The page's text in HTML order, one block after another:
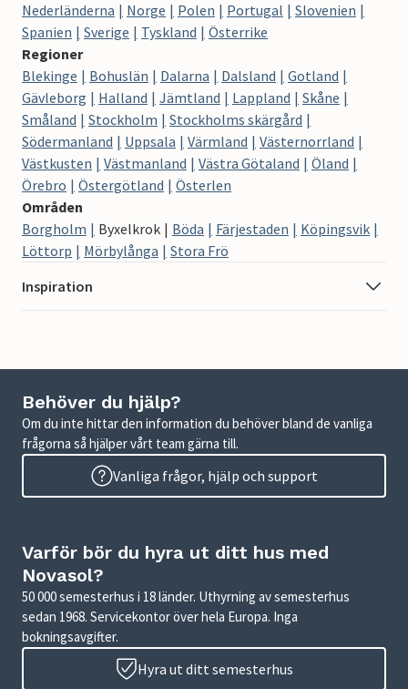
Nederländerna
Norge Polen Portugal
Slovenien
Spanien
Sverige Tyskland
Österrike
Regioner
Blekinge
Bohuslän Dalarna Dalsland
Gotland
Gävleborg
Halland Jämtland Lappland
Skåne
Småland
Stockholm
Stockholms skärgård
Södermanland
Uppsala Värmland
Västernorrland
Västkusten
Västmanland Västra Götaland
Öland
Örebro
Östergötland
Österlen
Områden
Borgholm
Byxelkrok Böda Färjestaden
Köpingsvik
Löttorp
Mörbylånga
Stora Frö
Inspiration
Behöver du hjälp?
Om du inte hittar den information du behöver bland de vanliga
frågorna så hjälper vårt team gärna till.
Vanliga frågor, hjälp och support
Varför bör du hyra ut ditt hus med
Novasol?
50 000 semesterhus i 18 länder. Uthyrning av semesterhus
sedan 1968. Servicekontor över hela Europa. Inga
bokningsavgifter.
Hyra ut ditt semesterhus